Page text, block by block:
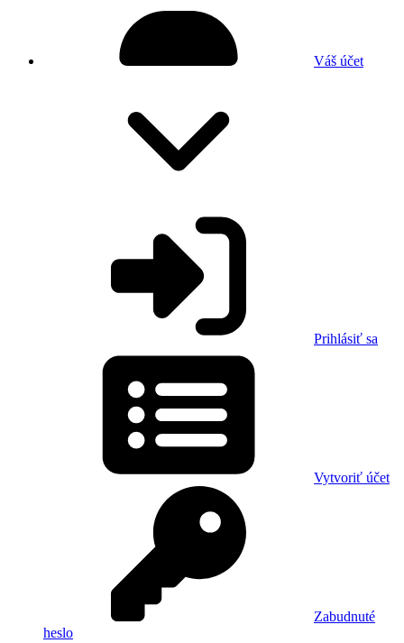
Váš účet
Prihlásiť sa
Vytvoriť účet
Zabudnuté
heslo